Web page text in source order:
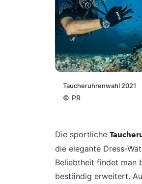
Taucheruhrenwahl 2021
© PR
Die sportliche
die elegante Dress-
Beliebtheit findet man
beständig erweitert.